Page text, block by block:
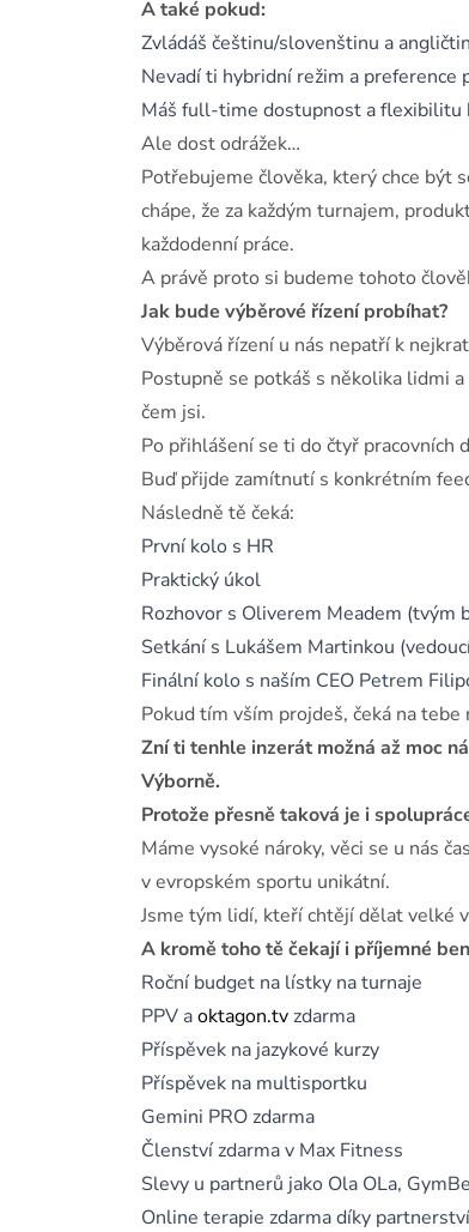
A také pokud:
Zvládáš češtinu/slovenštinu a
Nevadí ti hybridní režim a preference
Máš full-time dostupnost a flexibilitu
Ale dost odrážek…
Potřebujeme člověka, který chce být
chápe, že za každým turnajem,
každodenní práce.
A právě proto si budeme tohoto
Jak bude výběrové řízení probíhat?
Výběrová řízení u nás nepatří k
Postupně se potkáš s několika lidmi
čem jsi.
Po přihlášení se ti do čtyř pracovních
Buď přijde zamítnutí s konkrétním
Následně tě čeká:
První kolo s HR
Praktický úkol
Rozhovor s Oliverem Meadem (tvým
Setkání s Lukášem Martinkou
Finální kolo s naším CEO Petrem
Pokud tím vším projdeš, čeká na tebe
Zní ti tenhle inzerát možná až moc
Výborně.
Protože přesně taková je i
Máme vysoké nároky, věci se u nás
v evropském sportu unikátní.
Jsme tým lidí, kteří chtějí dělat velké
A kromě toho tě čekají i příjemné
Roční budget na lístky na turnaje
PPV aoktagon.tvzdarma
Příspěvek na jazykové kurzy
Příspěvek na multisportku
Gemini PRO zdarma
Členství zdarma v Max Fitness
Slevy u partnerů jako Ola OLa,
Online terapie zdarma díky